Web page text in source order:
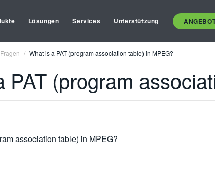
Lösungen Services Unterstützung
What is a PAT (program association table) in MPEG?
PAT (program
association table) in MPEG?